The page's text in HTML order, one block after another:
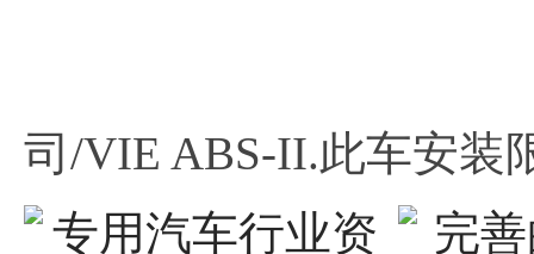
司/VIE ABS-II.此车安装